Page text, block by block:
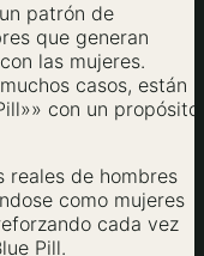
patrón de
que generan
las mujeres.
casos, están
con un propósito
reales de hombres
como mujeres
cada vez
Pill.